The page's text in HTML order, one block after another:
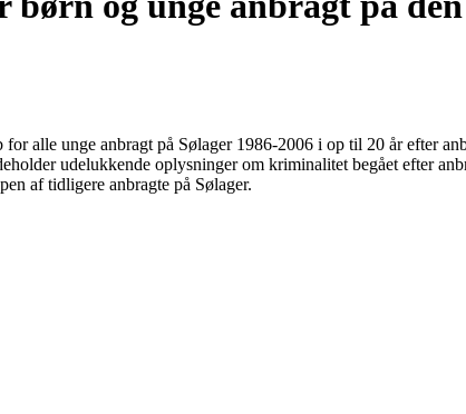
alle unge anbragt på Sølager 1986-2006 i op til 20 år efter
udelukkende oplysninger om kriminalitet begået efter
af tidligere anbragte på Sølager.